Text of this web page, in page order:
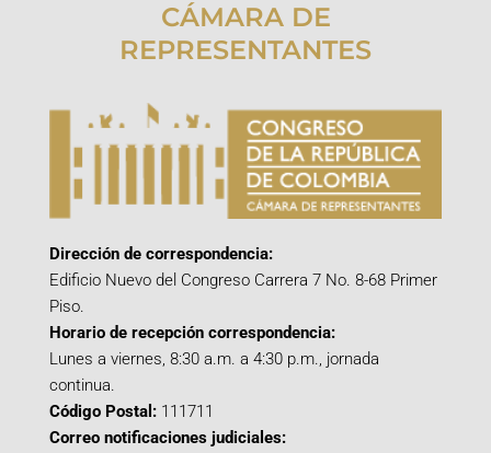
CÁMARA DE
REPRESENTANTES
Dirección de correspondencia:
Edificio Nuevo del Congreso Carrera 7 No. 8-68 Primer
Piso.
Horario de recepción correspondencia:
Lunes a viernes, 8:30 a.m. a 4:30 p.m., jornada
continua.
Código Postal: 111711
Correo notificaciones judiciales: